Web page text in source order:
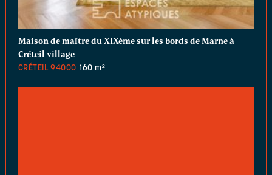
Maison de maître du XIXème sur les bords de Marne à
Créteil village
CRÉTEIL 94000 160 m²